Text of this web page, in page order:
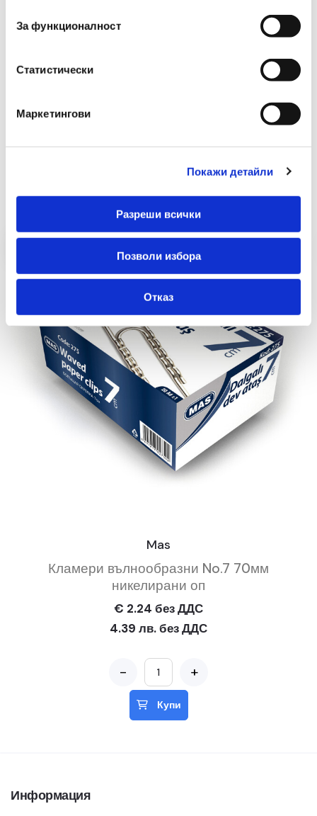
За функционалност
Статистически
Маркетингови
Покажи детайли
Разреши всички
Позволи избора
Отказ
Препоръчани Продукти
Mas
Кламери вълнообразни No.7 70мм
никелирани оп
€ 2.24 без ДДС
4.39 лв. без ДДС
- +
Купи
Информация